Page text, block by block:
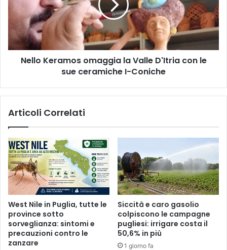
Valle
D'Itria
le
sue
ceramiche
Nello Keramos omaggia la Valle D'Itria con le
sue ceramiche I-Coniche
Articoli Correlati
West Nile in Puglia, tutte le
province sotto
sorveglianza: sintomi e
precauzioni contro le
zanzare
Siccità e caro gasolio
colpiscono le campagne
pugliesi: irrigare costa il
50,6% in più
1 giorno fa